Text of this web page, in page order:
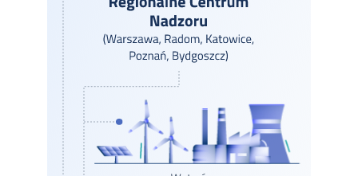
W skali kraju w strukturach naszej organizacji dla
poszczególnych ZKO utworzonych jest 28 zespołów
eksploatacyjnych (ZES). Pracownicy ZES w terenie zapewniają
bezpieczeństwo realizacji czynności łączeniowych,
diagnostycznych i konserwacyjnych na obiektach stacyjnych
oraz liniowych. Ich wysokie kompetencje i specjalistyczne
umiejętności są utrzymywane na odpowiednim poziomie
poprzez systematyczne i regularne szkolenia technologiczne.
Dzięki wyposażeniu w środki ochrony indywidualnej oraz